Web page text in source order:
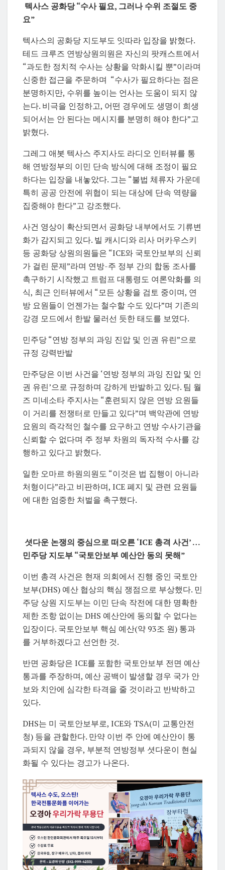
텍사스 공화당 “수사 필요, 그러나 수위 조절도 중
요”
텍사스의 공화당 지도부도 잇따라 입장을 밝혔다.
테드 크루즈 연방상원의원은 자신의 팟캐스트에서
“과도한 정치적 수사는 상황을 악화시킬 뿐”이라며
신중한 접근을 주문하며 “수사가 필요하다는 점은
분명하지만, 수위를 높이는 언사는 도움이 되지 않
는다. 비극을 인정하고, 어떤 경우에도 생명이 희생
되어서는 안 된다는 메시지를 분명히 해야 한다”고
밝혔다.
그레그 애봇 텍사스 주지사도 라디오 인터뷰를 통
해 연방정부의 이민 단속 방식에 대해 조정이 필요
하다는 입장을 내놓았다. 그는 “불법 체류자 가운데
특히 공공 안전에 위협이 되는 대상에 단속 역량을
집중해야 한다”고 강조했다.
사건 영상이 확산되면서 공화당 내부에서도 기류변
화가 감지되고 있다. 빌 캐시디와 리사 머카우스키
등 공화당 상원의원들은 “ICE와 국토안보부의 신뢰
가 걸린 문제”라며 연방-주 정부 간의 합동 조사를
촉구하기 시작했고 트럼프 대통령도 여론악화를 의
식, 최근 인터뷰에서 “모든 상황을 검토 중이며, 연
방 요원들이 언젠가는 철수할 수도 있다”며 기존의
강경 모드에서 한발 물러선 듯한 태도를 보였다.
민주당 “연방 정부의 과잉 진압 및 인권 유린”으로
규정 강력반발
만주당은 이번 사건을 ‘연방 정부의 과잉 진압 및 인
권 유린’으로 규정하며 강하게 반발하고 있다. 팀 월
즈 미네소타 주지사는 “훈련되지 않은 연방 요원들
이 거리를 전쟁터로 만들고 있다”며 백악관에 연방
요원의 즉각적인 철수를 요구하고 연방 수사기관을
신뢰할 수 없다며 주 정부 차원의 독자적 수사를 강
행하고 있다고 밝혔다.
일한 오마르 하원의원도 “이것은 법 집행이 아니라
처형이다”라고 비판하며, ICE 폐지 및 관련 요원들
에 대한 엄중한 처벌을 촉구했다.
셧다운 논쟁의 중심으로 떠오른 ‘ICE 총격 사건’ …
민주당 지도부 “국토안보부 예산안 동의 못해”
이번 총격 사건은 현재 의회에서 진행 중인 국토안
보부(DHS) 예산 협상의 핵심 쟁점으로 부상했다. 민
주당 상원 지도부는 이민 단속 작전에 대한 명확한
제한 조항 없이는 DHS 예산안에 동의할 수 없다는
입장이다. 국토안보부 핵심 예산(약 93조 원) 통과
를 거부하겠다고 선언한 것.
반면 공화당은 ICE를 포함한 국토안보부 전면 예산
통과를 주장하며, 예산 공백이 발생할 경우 국가 안
보와 치안에 심각한 타격을 줄 것이라고 반박하고
있다.
DHS는 미 국토안보부로, ICE와 TSA(미 교통안전
청) 등을 관할한다. 만약 이번 주 안에 예산안이 통
과되지 않을 경우, 부분적 연방정부 셧다운이 현실
화될 수 있다는 경고가 나온다.